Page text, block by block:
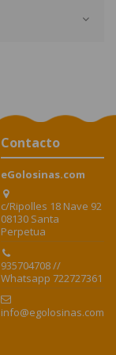
Contacto
eGolosinas.com
c/Ripolles 18 Nave 92
08130 Santa
Perpetua
935704708 //
Whatsapp 722727361
info@egolosinas.com